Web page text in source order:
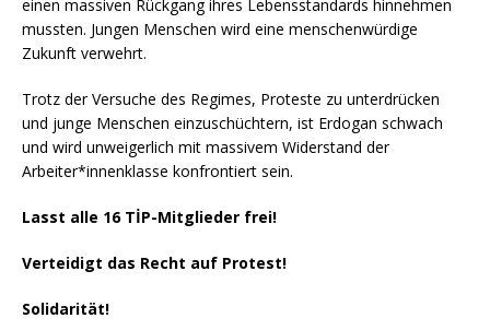
einen massiven Rückgang ihres Lebensstandards hinnehmen
mussten. Jungen Menschen wird eine menschenwürdige
Zukunft verwehrt.
Trotz der Versuche des Regimes, Proteste zu unterdrücken
und junge Menschen einzuschüchtern, ist Erdogan schwach
und wird unweigerlich mit massivem Widerstand der
Arbeiter*innenklasse konfrontiert sein.
Lasst alle 16 TİP-Mitglieder frei!
Verteidigt das Recht auf Protest!
Solidarität!